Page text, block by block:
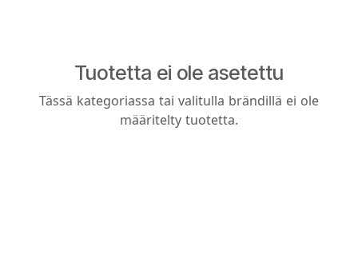
Tuotetta ei ole asetettu
Tässä kategoriassa tai valitulla brändillä ei ole
määritelty tuotetta.